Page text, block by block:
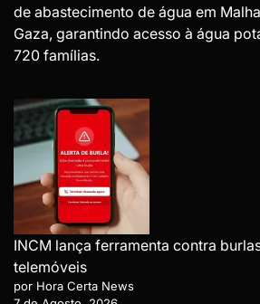
de abastecimento de água em
Gaza, garantindo acesso à água
720 famílias.
INCM lança ferramenta contra
telemóveis
por Hora Certa News